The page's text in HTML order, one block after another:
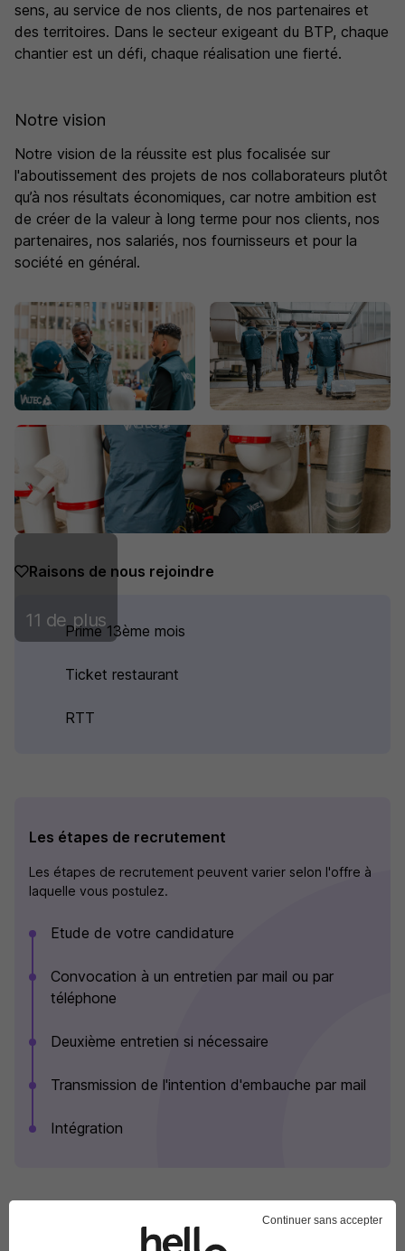
sens, au service de nos clients, de nos partenaires et
des territoires. Dans le secteur exigeant du BTP, chaque
chantier est un défi, chaque réalisation une fierté.
Notre vision
Notre vision de la réussite est plus focalisée sur
l'aboutissement des projets de nos collaborateurs plutôt
qu’à nos résultats économiques, car notre ambition est
de créer de la valeur à long terme pour nos clients, nos
partenaires, nos salariés, nos fournisseurs et pour la
société en général.
11 de plus
Raisons de nous rejoindre
Prime 13ème mois
Ticket restaurant
RTT
Les étapes de recrutement
Les étapes de recrutement peuvent varier selon l'offre à
laquelle vous postulez.
Etude de votre candidature
Convocation à un entretien par mail ou par
téléphone
Deuxième entretien si nécessaire
Transmission de l'intention d'embauche par mail
Intégration
Continuer sans accepter